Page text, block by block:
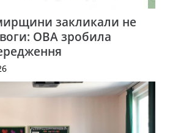
закликали не
ОВА зробила